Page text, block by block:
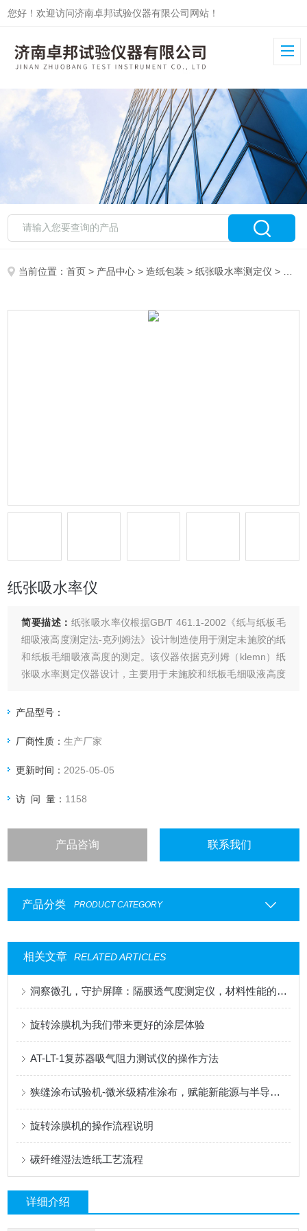
您好！欢迎访问济南卓邦试验仪器有限公司网站！
当前位置：首页 > 产品中心 >造纸包装 >纸张吸水率测定仪 > 纸张吸水率仪
纸张吸水率仪
简要描述： 纸张吸水率仪根据GB/T 461.1-2002《纸与纸板毛
细吸液高度测定法-克列姆法》设计制造使用于测定未施胶的纸
和纸板毛细吸液高度的测定。该仪器依据克列姆（klemn）纸
张吸水率测定仪器设计，主要用于未施胶和纸板毛细吸液高度
器执行标准：QB/T1662《克列姆吸收性测定仪》，JJG（轻
产品型号：
厂商性质：生产厂家
更新时间： 2025-05-05
访 问 量： 1158
产品咨询 联系我们
产品分类 PRODUCT CATEGORY
相关文章 RELATED ARTICLES
洞察微孔，守护屏障：隔膜透气度测定仪，材料性能的精密标尺
旋转涂膜机为我们带来更好的涂层体验
AT-LT-1复苏器吸气阻力测试仪的操作方法
狭缝涂布试验机-微米级精准涂布，赋能新能源与半导体科研创新
旋转涂膜机的操作流程说明
碳纤维湿法造纸工艺流程
详细介绍